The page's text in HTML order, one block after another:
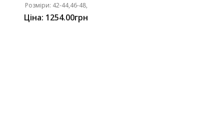
Розміри: 42-44,46-48,
Ціна: 1254.00грн